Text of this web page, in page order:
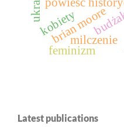
brian moore
milczenie
feminizm
kobiety
Latest publications